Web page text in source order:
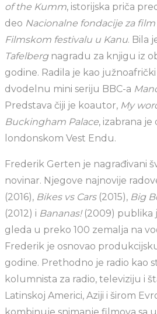
of the Kumm, istorijska priča
deo Nacionalne fondacije za
Filmskom festivalu u Kanu. Bila
Tafelbergnagradu za knjigu iz
godine. Radila je kao
dvodelnu mini seriju BBC-a
Predstava čiji je koautor, My
Buckingham Palace, izabrana je
londonskom Vest Endu.
Frederik Gerten je nagrađivani
novinar. Njegove najnovije
(2016), Bikes vs Cars(2015), Big
(2012) i Bananas!(2009) publika
gleda u preko 100 zemalja na
Frederik je osnovao
godine. Prethodno je radio kao
kolumnista za radio, televiziju i
Latinskoj Americi, Aziji i širom